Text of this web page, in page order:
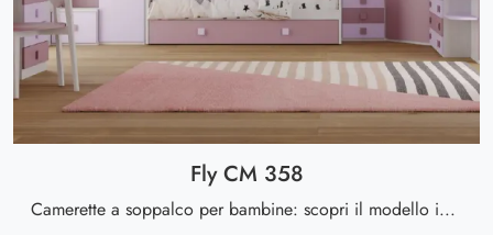
Fly CM 358
Camerette a soppalco per bambine: scopri il modello in melaminico Fly CM 358 di Giessegi per stanzette moderne.